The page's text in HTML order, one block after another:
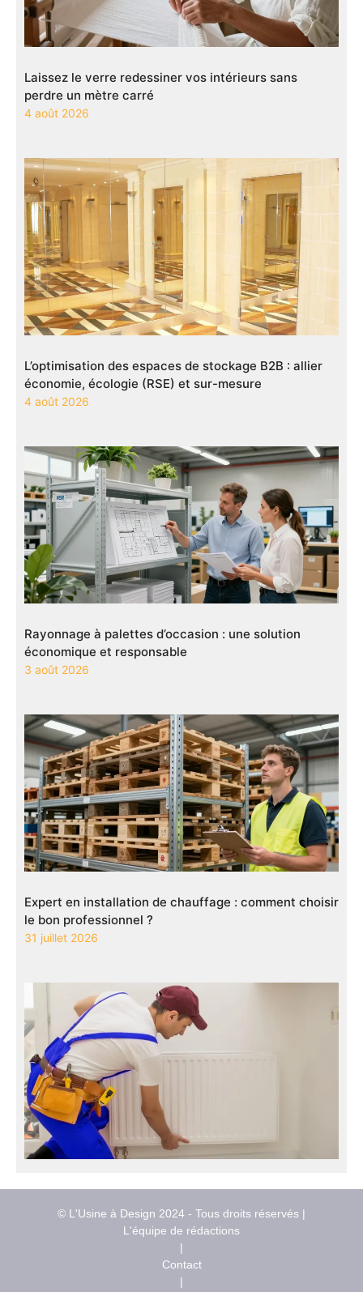
Laissez le verre redessiner vos intérieurs sans
perdre un mètre carré
4 août 2026
L’optimisation des espaces de stockage B2B : allier
économie, écologie (RSE) et sur-mesure
4 août 2026
Rayonnage à palettes d’occasion : une solution
économique et responsable
3 août 2026
Expert en installation de chauffage : comment choisir
le bon professionnel ?
31 juillet 2026
© L'Usine à Design 2024 - Tous droits réservés |
L'équipe de rédactions
|
Contact
|